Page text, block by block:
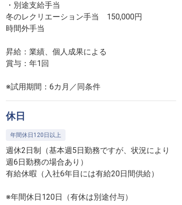
・別途支給手当
冬のレクリエーション手当 150,000円
時間外手当
昇給：業績、個人成果による
賞与：年1回
※試用期間：6カ月／同条件
休日
年間休日120日以上
週休2日制（基本週5日勤務ですが、状況により
週6日勤務の場合あり）
有給休暇（入社6年目には有給20日間供給）
※年間休日120日（有休は別途付与）